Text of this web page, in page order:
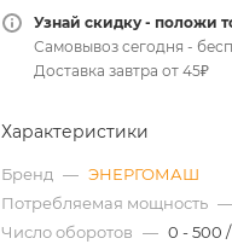
Узнай скидку - положи
Самовывоз сегодня -
Доставка завтра от 45₽
Характеристики
Бренд — ЭНЕРГОМАШ
Потребляемая мощность —
Число оборотов — 0 - 500